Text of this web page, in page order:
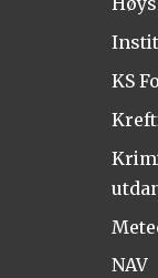
KS
NAV